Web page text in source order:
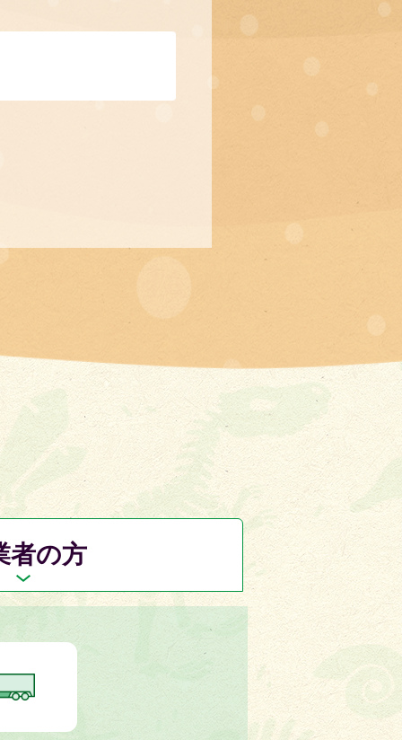
者の方